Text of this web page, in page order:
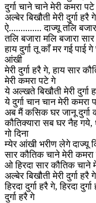
दुर्गा चाने चाने मेरी कमरा
अल्बेर बिखौती मेरी दुर्गा हरै
ऐ.............. दाज्यू तलि
तलि बजारा मलि बजारा
हाय दुर्गा तू काँ मर गई पाई
आंखी
मेरी दुर्गा हरै गे, हाय सार
मेरी कमरा पटे गे
ये अल्खते बिखौती मेरी दुर्गा
ये दुर्गा चान चान मेरी कमरा
अब मैं कसिक घर जानू दुर्गा
कौतिक्यारा सब घर नैह गये,
गो दिना
म्येर आंखी भरीण लेगे दाज्यू
सार कौतिक चाने मेरी
ओ हिरदा सार कौतिक चाने
अल्बेर बिखौती मेरी दुर्गा हरै
हिरदा दुर्गा हरै गे, हिरदा
दुर्गा हरै गे